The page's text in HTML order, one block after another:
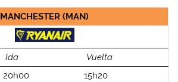
MANCHESTER (MAN)
Ida
Vuelta
20h00
15h20